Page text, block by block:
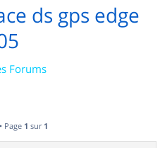
ds gps edge
Forums
Page 1 sur 1